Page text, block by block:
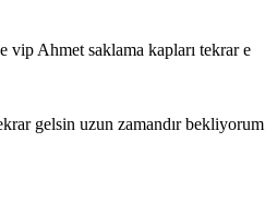
vip Ahmet saklama kapları tekrar e
gelsin uzun zamandır bekliyorum